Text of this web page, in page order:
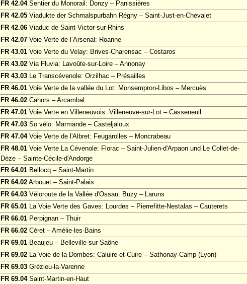
FR 42.04Sentier du Monorail: Donzy – Panissières
FR 42.05 Viadukte der Schmalspurbahn Régny – Saint-Just-en-Chevalet
FR 42.06 Viaduc de Saint-Victor-sur-Rhins
FR 42.07 Voie Verte de l’Arsenal: Roanne
FR 43.01 Voie Verte du Velay: Brives-Charensac – Costaros
FR 43.02 Via Fluvia: Lavoûte-sur-Loire – Annonay
FR 43.03 Le Transcévenole: Orzilhac – Présailles
FR 46.01 Voie Verte de la vallée du Lot: Monsempron-Libos – Mercuès
FR 46.02 Cahors – Arcambal
FR 47.01 Voie Verte en Villeneuvois: Villeneuve-sur-Lot – Casseneuil
FR 47.03 So vélo: Marmande – Casteljaloux
FR 47.04Voie Verte de l'Albret: Feugarolles – Moncrabeau
FR 48.01 Voie Verte La Cévenole: Florac – Saint-Julien-d'Arpaon und Le Collet-de-
Dèze – Sainte-Cécile-d'Andorge
FR 64.01 Bellocq – Saint-Martin
FR 64.02 Arbouet – Saint-Palais
FR 64.03 Véloroute de la Vallée d'Ossau: Buzy – Laruns
FR 65.01 La Voie Verte des Gaves: Lourdes – Pierrefitte-Nestalas – Cauterets
FR 66.01 Perpignan – Thuir
FR 66.02 Céret – Amélie-les-Bains
FR 69.01 Beaujeu – Belleville-sur-Saône
FR 69.02 La Voie de la Dombes: Caluire-et-Cuire – Sathonay-Camp (Lyon)
FR 69.03 Grézieu-la-Varenne
FR 69.04Saint-Martin-en-Haut